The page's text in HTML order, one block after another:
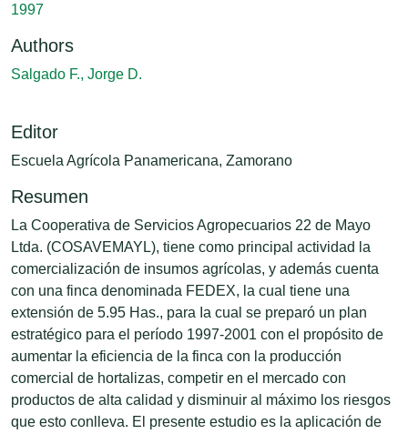
1997
Authors
Salgado F., Jorge D.
Editor
Escuela Agrícola Panamericana, Zamorano
Resumen
La Cooperativa de Servicios Agropecuarios 22 de Mayo
Ltda. (COSAVEMAYL), tiene como principal actividad la
comercialización de insumos agrícolas, y además cuenta
con una finca denominada FEDEX, la cual tiene una
extensión de 5.95 Has., para Ia cual se preparó un plan
estratégico para el período 1997-2001 con el propósito de
aumentar la eficiencia de la finca con la producción
comercial de hortalizas, competir en el mercado con
productos de alta calidad y disminuir al máximo los riesgos
que esto conlleva. El presente estudio es la aplicación de